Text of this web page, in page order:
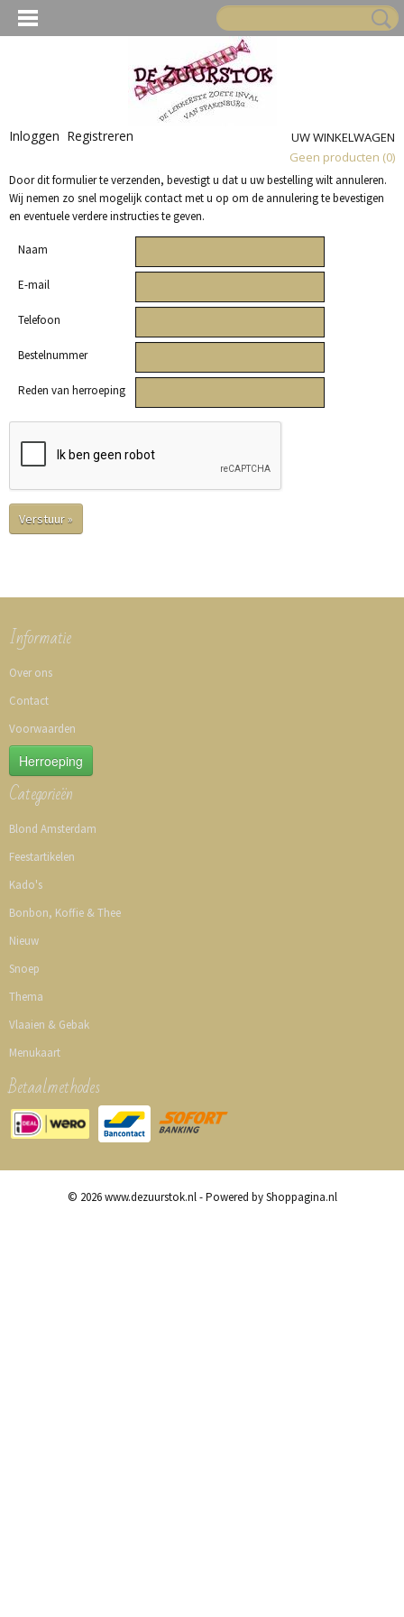
Inloggen Registreren
UW WINKELWAGEN
Geen producten (0)
Door dit formulier te verzenden, bevestigt u dat u uw bestelling wilt annuleren.
Wij nemen zo snel mogelijk contact met u op om de annulering te bevestigen
en eventuele verdere instructies te geven.
Naam
E-mail
Telefoon
Bestelnummer
Reden van herroeping
Verstuur »
Informatie
Over ons
Contact
Voorwaarden
Herroeping
Categorieën
Blond Amsterdam
Feestartikelen
Kado's
Bonbon, Koffie & Thee
Nieuw
Snoep
Thema
Vlaaien & Gebak
Menukaart
Betaalmethodes
© 2026 www.dezuurstok.nl - Powered by Shoppagina.nl